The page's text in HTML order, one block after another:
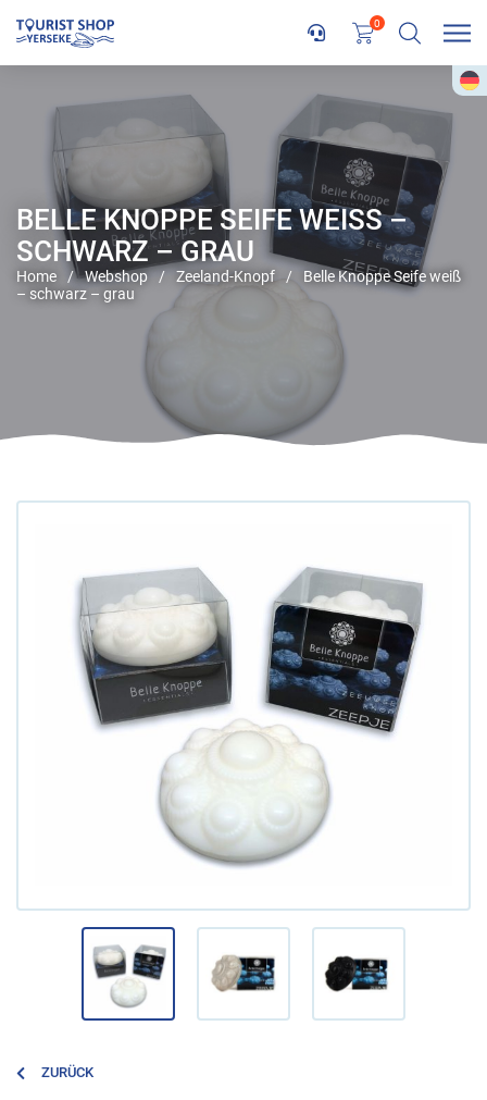
0
BELLE KNOPPE SEIFE WEISS – S
CHWARZ – GRAU
Home / Webshop / Zeeland-Knopf /
Belle Knoppe Seife weiß
– schwarz – grau
ZURÜCK